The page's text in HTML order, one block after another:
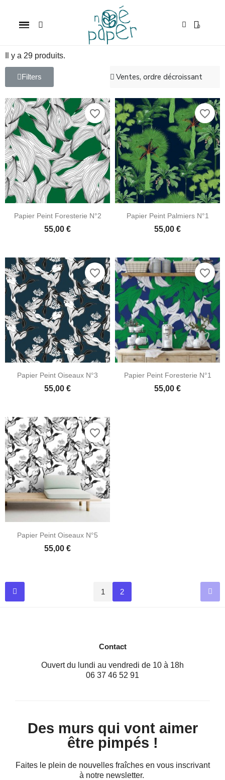
Il y a 29 produits.
Filters
Papier Peint Foresterie N°2
55,00 €
favorite_border
Papier Peint Palmiers N°1
55,00 €
favorite_border
Papier Peint Oiseaux N°3
55,00 €
favorite_border
Papier Peint Foresterie N°1
55,00 €
favorite_border
Papier Peint Oiseaux N°5
55,00 €
favorite_border
1 2
Contact
Ouvert du lundi au vendredi de 10 à 18h
06 37 46 52 91
Des murs qui vont aimer
être pimpés !
Faites le plein de nouvelles fraîches en vous inscrivant
à notre newsletter.